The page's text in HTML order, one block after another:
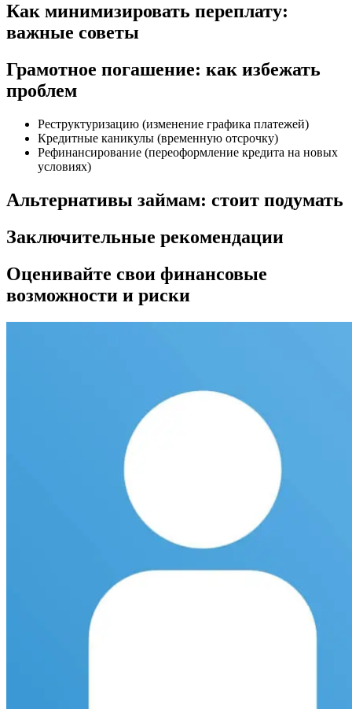
Как минимизировать переплату:
важные советы
Грамотное погашение: как избежать
проблем
Реструктуризацию (изменение графика платежей)
Кредитные каникулы (временную отсрочку)
Рефинансирование (переоформление кредита на новых
условиях)
Альтернативы займам: стоит подумать
Заключительные рекомендации
Оценивайте свои финансовые
возможности и риски